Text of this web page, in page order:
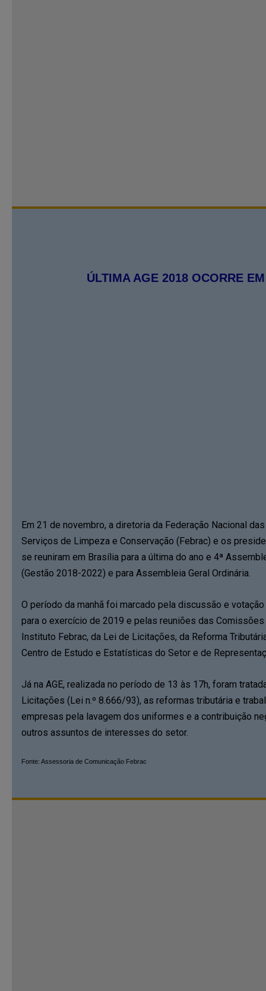
ÚLTIMA AGE 2018 OCORRE
Em 21 de novembro, a diretoria da Federação Nacional
Serviços de Limpeza e Conservação (Febrac) e os
se reuniram em Brasília para a última do ano e 4ª
(Gestão 2018-2022) e para Assembleia Geral Ordinária.
O período da manhã foi marcado pela discussão e
para o exercício de 2019 e pelas reuniões das Comissões
Instituto Febrac, da Lei de Licitações, da Reforma
Centro de Estudo e Estatísticas do Setor e de
Já na AGE, realizada no período de 13 às 17h, foram
Licitações (Lei n.º 8.666/93), as reformas tributária e
empresas pela lavagem dos uniformes e a contribuição
outros assuntos de interesses do setor.
Fonte: Assessoria de Comunicação Febrac